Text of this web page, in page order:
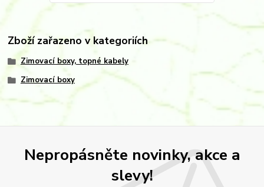
Zboží zařazeno v kategoriích
Zimovací boxy, topné kabely
Zimovací boxy
Nepropásněte novinky, akce a
slevy!